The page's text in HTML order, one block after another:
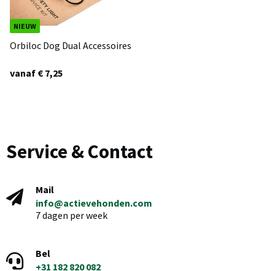
NIEUW
Orbiloc Dog Dual Accessoires
vanaf € 7,25
Service & Contact
Mail
info@actievehonden.com
7 dagen per week
Bel
+31 182 820 082